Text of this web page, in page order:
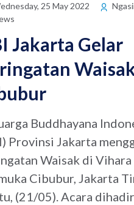
25 May 2022
Jakarta Gelar
Buddhayana
Provinsi Jakarta
Waisak di
Cibubur, Jakarta
(21/05). Acara